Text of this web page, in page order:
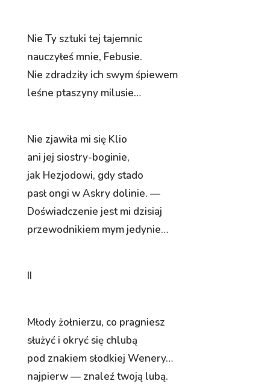
Nie Ty sztuki tej tajemnic
nauczyłeś mnie, Febusie.
Nie zdradziły ich swym śpiewem
leśne ptaszyny milusie…
Nie zjawiła mi się Klio
ani jej siostry-boginie,
jak Hezjodowi, gdy stado
pasł ongi w Askry dolinie. —
Doświadczenie jest mi dzisiaj
przewodnikiem mym jedynie…
II
Młody żołnierzu, co pragniesz
służyć i okryć się chlubą
pod znakiem słodkiej Wenery…
najpierw — znaleź twoją lubą.